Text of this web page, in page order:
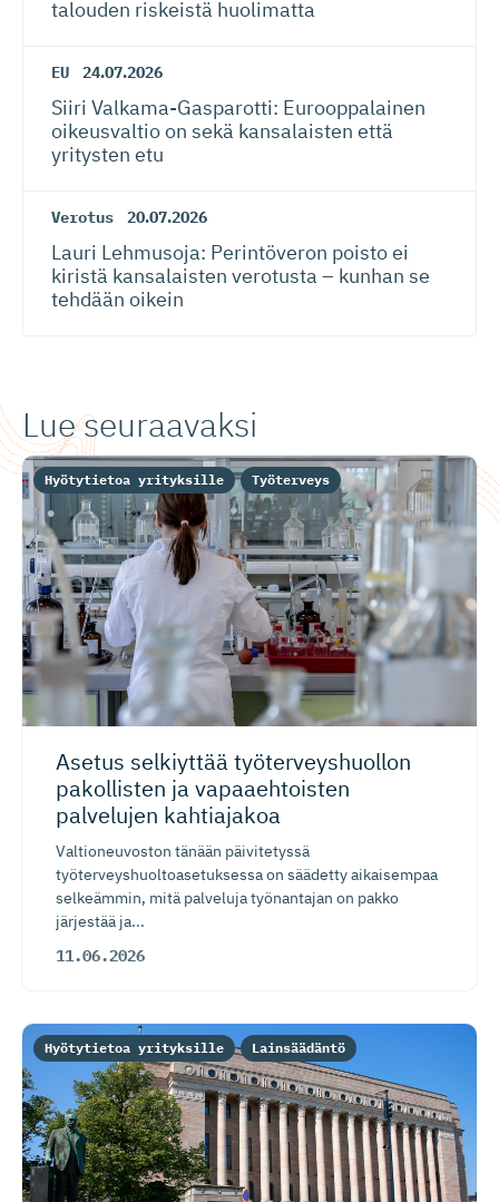
talouden riskeistä huolimatta
EU 24.07.2026
Siiri Valkama-Gas­pa­rotti: Eurooppalainen
oikeusvaltio on sekä kansalaisten että
yritysten etu
Verotus 20.07.2026
Lauri Lehmusoja: Perintöveron poisto ei
kiristä kansalaisten verotusta – kunhan se
tehdään oikein
Lue seuraavaksi
Asetus selkiyttää työterveys­huollon
pakollisten ja vapaaehtoisten
palvelujen kahtiajakoa
Valtioneuvoston tänään päivitetyssä
työterveyshuoltoasetuksessa on säädetty aikaisempaa
selkeämmin, mitä palveluja työnantajan on pakko
järjestää ja...
11.06.2026
Hyötytietoa yrityksille Työterveys
Hyötytietoa yrityksille Lainsäädäntö